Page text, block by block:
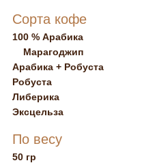
Сорта кофе
100 % Арабика
Марагоджип
Арабика + Робуста
Робуста
Либерика
Эксцельза
По весу
50 гр